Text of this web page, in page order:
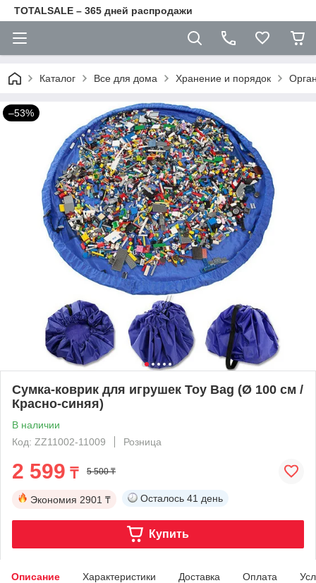
TOTALSALE – 365 дней распродажи
Каталог Все для дома Хранение и порядок
–53%
Сумка-коврик для игрушек Toy Bag (Ø 100 см /
Красно-синяя)
В наличии
Код: ZZ11002-11009
Розница
2 599 ₸ 5 500 ₸
Экономия 2901 ₸ Осталось 41 день
Купить
Описание Характеристики Доставка Оплата